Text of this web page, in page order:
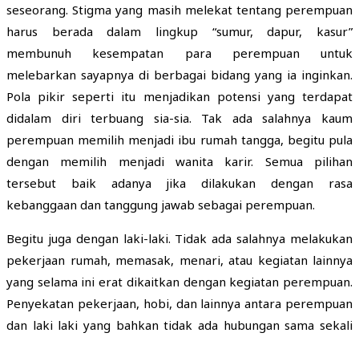
seseorang. Stigma yang masih melekat tentang perempuan
harus berada dalam lingkup “sumur, dapur, kasur”
membunuh kesempatan para perempuan untuk
melebarkan sayapnya di berbagai bidang yang ia inginkan.
Pola pikir seperti itu menjadikan potensi yang terdapat
didalam diri terbuang sia-sia. Tak ada salahnya kaum
perempuan memilih menjadi ibu rumah tangga, begitu pula
dengan memilih menjadi wanita karir. Semua pilihan
tersebut baik adanya jika dilakukan dengan rasa
kebanggaan dan tanggung jawab sebagai perempuan.
Begitu juga dengan laki-laki. Tidak ada salahnya melakukan
pekerjaan rumah, memasak, menari, atau kegiatan lainnya
yang selama ini erat dikaitkan dengan kegiatan perempuan.
Penyekatan pekerjaan, hobi, dan lainnya antara perempuan
dan laki laki yang bahkan tidak ada hubungan sama sekali